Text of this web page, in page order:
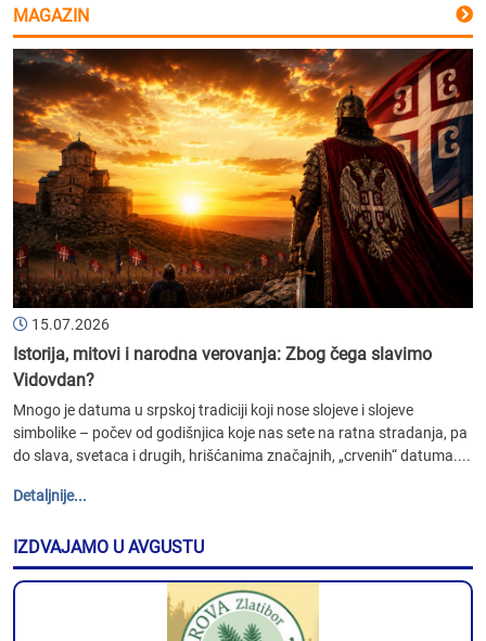
MAGAZIN
15.07.2026
Istorija, mitovi i narodna verovanja: Zbog čega slavimo
Vidovdan?
Mnogo je datuma u srpskoj tradiciji koji nose slojeve i slojeve
simbolike – počev od godišnjica koje nas sete na ratna stradanja, pa
do slava, svetaca i drugih, hrišćanima značajnih, „crvenih“ datuma....
Detaljnije...
IZDVAJAMO U AVGUSTU